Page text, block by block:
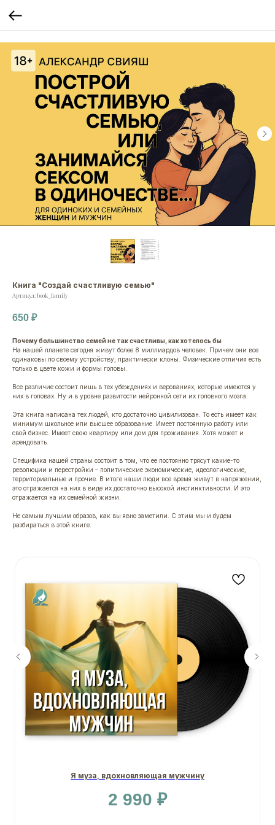
Книга "Создай счастливую семью"
Артикул: book_family
650 ₽
Почему большинство семей не так счастливы, как хотелось бы
На нашей планете сегодня живут более 8 миллиардов человек. Причем они все
одинаковы по своему устройству, практически клоны. Физические отличия есть
только в цвете кожи и формы головы.
Все различие состоит лишь в тех убеждениях и верованиях, которые имеются у
них в головах. Ну и в уровне развитости нейронной сети их головного мозга.
Эта книга написана тех людей, кто достаточно цивилизован. То есть имеет как
минимум школьное или высшее образование. Имеет постоянную работу или
свой бизнес. Имеет свою квартиру или дом для проживания. Хотя может и
арендовать.
Специфика нашей страны состоит в том, что ее постоянно трясут какие-то
революции и перестройки – политические экономические, идеологические,
территориальные и прочие. В итоге наши люди все время живут в напряжении,
это отражается на них в виде их достаточно высокой инстинктивности. И это
отражается на их семейной жизни.
Не самым лучшим образов, как вы явно заметили. С этим мы и будем
разбираться в этой книге.
Я муза, вдохновляющая мужчину
2 990 ₽